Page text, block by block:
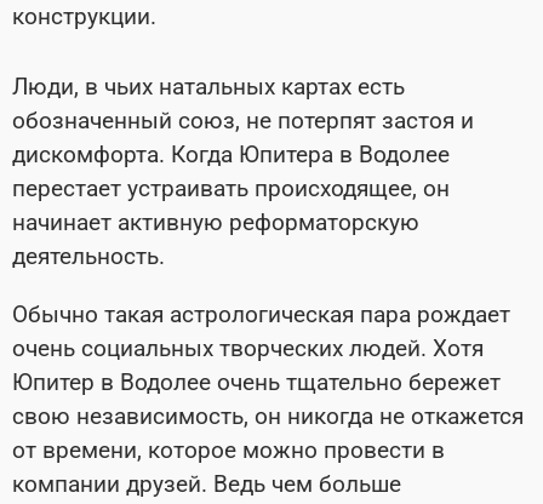
конструкции.
Люди, в чьих натальных картах есть
обозначенный союз, не потерпят застоя и
дискомфорта. Когда Юпитера в Водолее
перестает устраивать происходящее, он
начинает активную реформаторскую
деятельность.
Обычно такая астрологическая пара рождает
очень социальных творческих людей. Хотя
Юпитер в Водолее очень тщательно бережет
свою независимость, он никогда не откажется
от времени, которое можно провести в
компании друзей. Ведь чем больше